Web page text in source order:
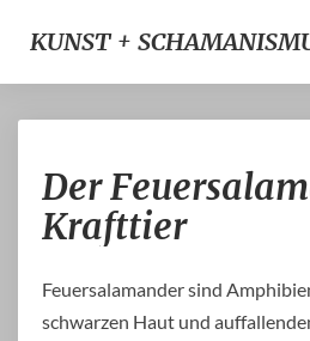
KUNST +
als
Der
Krafttier
Feuersalamander sind
schwarzen Haut und